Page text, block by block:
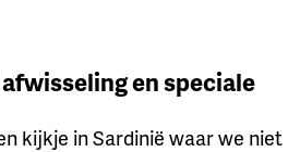
en speciale
kijkje in Sardinië waar we niet